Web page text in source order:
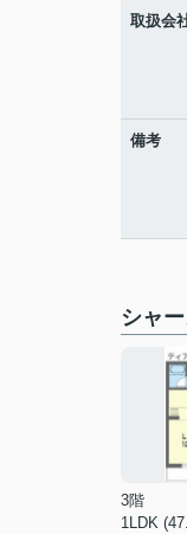
取扱会
備考
シャ
3階
1LDK